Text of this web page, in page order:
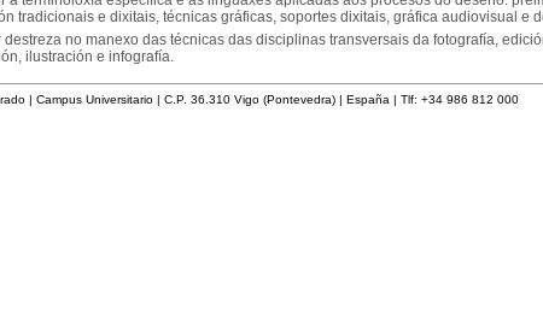
tradicionais e dixitais, técnicas gráficas, soportes dixitais, gráfica audiovisual e
destreza no manexo das técnicas das disciplinas transversais da fotografía,
ilustración e infografía.
Campus Universitario | C.P. 36.310 Vigo (Pontevedra) | España | Tlf: +34 986 812 000